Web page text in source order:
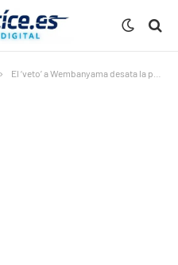
El ‘veto’ a Wembanyama desata la polémica: un único votante explica por qué lo dejó fuera del Mejor Quinteto NBA